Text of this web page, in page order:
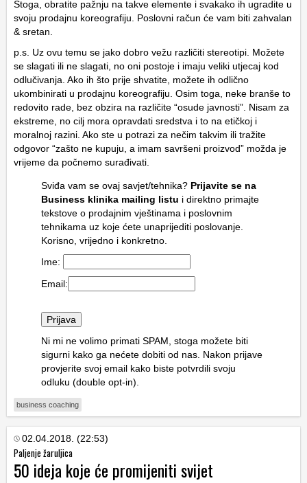
Stoga, obratite pažnju na takve elemente i svakako ih ugradite u
svoju prodajnu koreografiju. Poslovni račun će vam biti zahvalan
& sretan.
p.s. Uz ovu temu se jako dobro vežu različiti stereotipi. Možete
se slagati ili ne slagati, no oni postoje i imaju veliki utjecaj kod
odlučivanja. Ako ih što prije shvatite, možete ih odlično
ukombinirati u prodajnu koreografiju. Osim toga, neke branše to
redovito rade, bez obzira na različite “osude javnosti”. Nisam za
ekstreme, no cilj mora opravdati sredstva i to na etičkoj i
moralnoj razini. Ako ste u potrazi za nečim takvim ili tražite
odgovor “zašto ne kupuju, a imam savršeni proizvod” možda je
vrijeme da počnemo surađivati.
Sviđa vam se ovaj savjet/tehnika? Prijavite se na
Business klinika mailing listu i direktno primajte
tekstove o prodajnim vještinama i poslovnim
tehnikama uz koje ćete unaprijediti poslovanje.
Korisno, vrijedno i konkretno.
Ime:
Email:
Ni mi ne volimo primati SPAM, stoga možete biti
sigurni kako ga nećete dobiti od nas. Nakon prijave
provjerite svoj email kako biste potvrdili svoju
odluku (double opt-in).
business coaching
02.04.2018. (22:53)
Paljenje žaruljica
50 ideja koje će promijeniti svijet